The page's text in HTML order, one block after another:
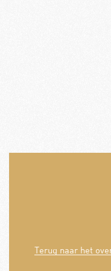
Terug naar het